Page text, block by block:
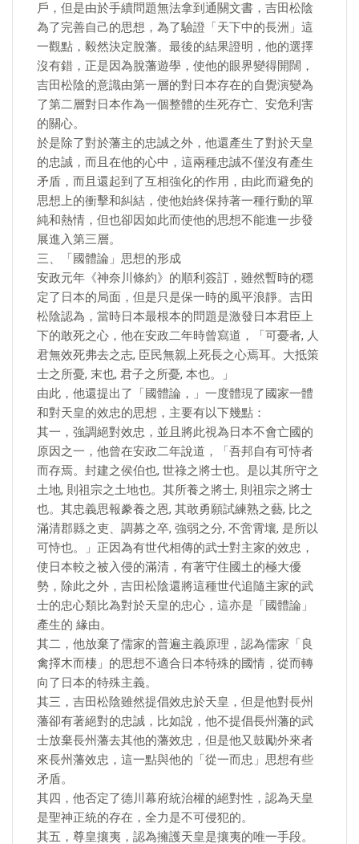
戶，但是由於手續問題無法拿到通關文書，吉田松陰
為了完善自己的思想，為了驗證「天下中的長洲」這
一觀點，毅然決定脫藩。最後的結果證明，他的選擇
沒有錯，正是因為脫藩遊學，使他的眼界變得開闊，
吉田松陰的意識由第一層的對日本存在的自覺演變為
了第二層對日本作為一個整體的生死存亡、安危利害
的關心。
於是除了對於藩主的忠誠之外，他還產生了對於天皇
的忠誠，而且在他的心中，這兩種忠誠不僅沒有產生
矛盾，而且還起到了互相強化的作用，由此而避免的
思想上的衝擊和糾結，使他始終保持著一種行動的單
純和熱情，但也卻因如此而使他的思想不能進一步發
展進入第三層。
三、「國體論」思想的形成
安政元年《神奈川條約》的順利簽訂，雖然暫時的穩
定了日本的局面，但是只是保一時的風平浪靜。吉田
松陰認為，當時日本最根本的問題是激發日本君臣上
下的敢死之心，他在安政二年時曾寫道，「可憂者, 人
君無效死弗去之志, 臣民無親上死長之心焉耳。大抵策
士之所憂, 末也, 君子之所憂, 本也。」
由此，他還提出了「國體論，」一度體現了國家一體
和對天皇的效忠的思想，主要有以下幾點：
其一，強調絕對效忠，並且將此視為日本不會亡國的
原因之一，他曾在安政二年說道，「吾邦自有可恃者
而存焉。封建之侯伯也, 世祿之將士也。是以其所守之
土地, 則祖宗之土地也。其所養之將士, 則祖宗之將士
也。其忠義思報豢養之恩, 其敢勇願試練熟之藝, 比之
滿清郡縣之吏、調募之卒, 強弱之分, 不啻霄壤, 是所以
可恃也。」正因為有世代相傳的武士對主家的效忠，
使日本較之被入侵的滿清，有著守住國土的極大優
勢，除此之外，吉田松陰還將這種世代追隨主家的武
士的忠心類比為對於天皇的忠心，這亦是「國體論」
產生的 緣由。
其二，他放棄了儒家的普遍主義原理，認為儒家「良
禽擇木而棲」的思想不適合日本特殊的國情，從而轉
向了日本的特殊主義。
其三，吉田松陰雖然提倡效忠於天皇，但是他對長州
藩卻有著絕對的忠誠，比如說，他不提倡長州藩的武
士放棄長州藩去其他的藩效忠，但是他又鼓勵外來者
來長州藩效忠，這一點與他的「從一而忠」思想有些
矛盾。
其四，他否定了德川幕府統治權的絕對性，認為天皇
是聖神正統的存在，全力是不可侵犯的。
其五，尊皇攘夷，認為擁護天皇是攘夷的唯一手段。